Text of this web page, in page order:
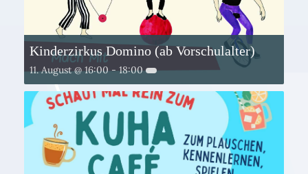
Kinderzirkus Domino (ab Vorschulalter)
11. August @ 16:00-18:00